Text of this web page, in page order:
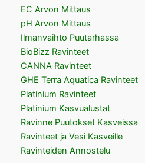
EC Arvon Mittaus
pH Arvon Mittaus
Ilmanvaihto Puutarhassa
BioBizz Ravinteet
CANNA Ravinteet
GHE Terra Aquatica Ravinteet
Platinium Ravinteet
Platinium Kasvualustat
Ravinne Puutokset Kasveissa
Ravinteet ja Vesi Kasveille
Ravinteiden Annostelu